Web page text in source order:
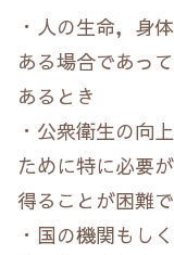
・人の生命，身
ある場合であっ
あるとき
・公衆衛生の向
ために特に必要
得ることが困難
・国の機関もし